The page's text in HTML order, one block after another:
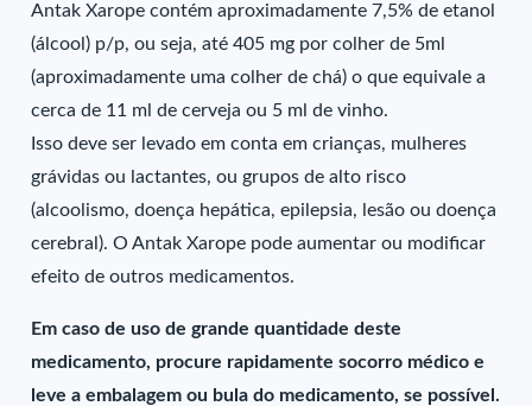
Antak Xarope contém aproximadamente 7,5% de etanol
(álcool) p/p, ou seja, até 405 mg por colher de 5ml
(aproximadamente uma colher de chá) o que equivale a
cerca de 11 ml de cerveja ou 5 ml de vinho.
Isso deve ser levado em conta em crianças, mulheres
grávidas ou lactantes, ou grupos de alto risco
(alcoolismo, doença hepática, epilepsia, lesão ou doença
cerebral). O Antak Xarope pode aumentar ou modificar
efeito de outros medicamentos.
Em caso de uso de grande quantidade deste
medicamento, procure rapidamente socorro médico e
leve a embalagem ou bula do medicamento, se possível.